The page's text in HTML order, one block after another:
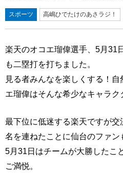
スポーツ 高嶋ひでたけのあさラジ！
楽天のオコエ瑠偉選手、5月31
も二塁打を打ちました。
見る者みんなを楽しくする！
エ瑠偉はそんな希少なキャラク
最下位に低迷する楽天ですが
名を連ねたことに仙台のファン
5月31日はチームが大勝したこ
ご満悦。